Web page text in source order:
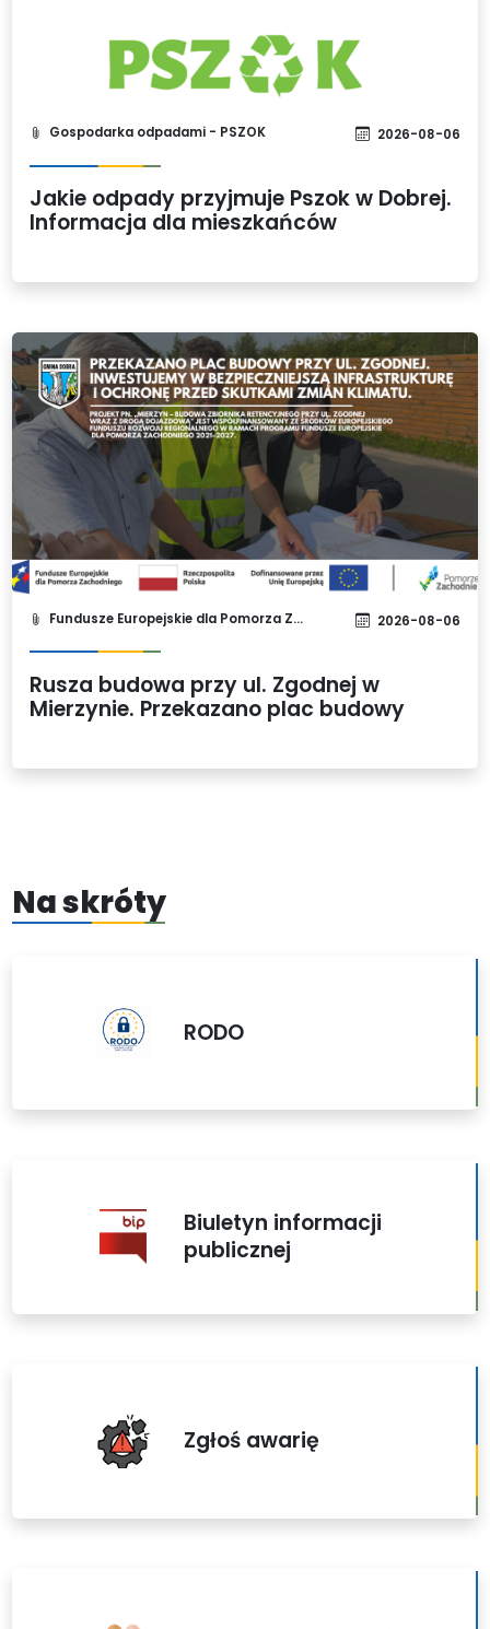
Gospodarka odpadami - PSZOK 2026-08-06
Jakie odpady przyjmuje Pszok w Dobrej.
Informacja dla mieszkańców
Fundusze Europejskie dla Pomorza Zachodniego 2021-2027 2026-08-06
Rusza budowa przy ul. Zgodnej w
Mierzynie. Przekazano plac budowy
Na skróty
RODO
Biuletyn informacji
publicznej
Zgłoś awarię